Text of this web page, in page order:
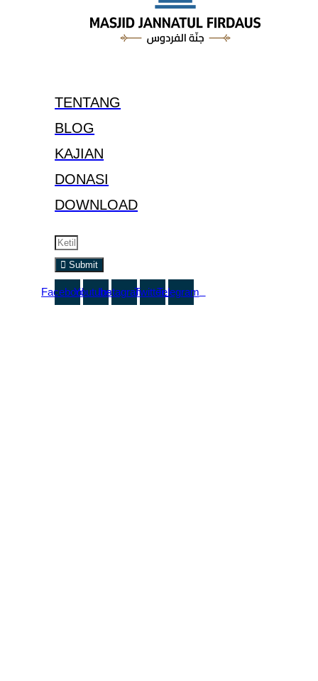
TENTANG
BLOG
KAJIAN
DONASI
DOWNLOAD
Ikuti update informasi menarik dari kami.
Submit
FacebookYoutubeInstagramTwitterTelegram